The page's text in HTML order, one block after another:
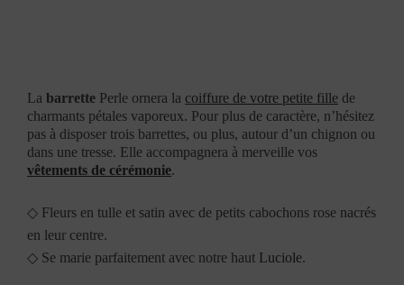
La barrette Perle ornera la coiffure de votre petite fille de
charmants pétales vaporeux. Pour plus de caractère, n’hésitez
pas à disposer trois barrettes, ou plus, autour d’un chignon ou
dans une tresse. Elle accompagnera à merveille vos
vêtements de cérémonie.
◇ Fleurs en tulle et satin avec de petits cabochons rose nacrés
en leur centre.
◇ Se marie parfaitement avec notre haut Luciole.